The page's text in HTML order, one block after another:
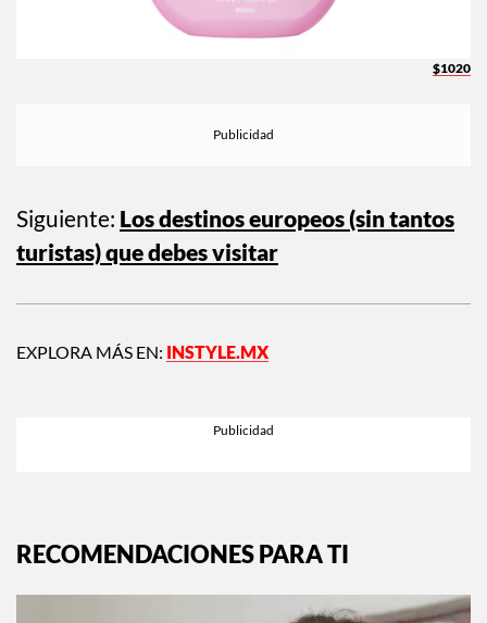
$1020
Siguiente: Los destinos europeos (sin tantos
turistas) que debes visitar
EXPLORA MÁS EN: INSTYLE.MX
RECOMENDACIONES PARA TI